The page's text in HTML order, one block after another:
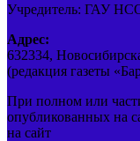
Учредитель: ГАУ
Адрес:
632334,
(редакция газеты
При полном или
опубликованных на
на сайт